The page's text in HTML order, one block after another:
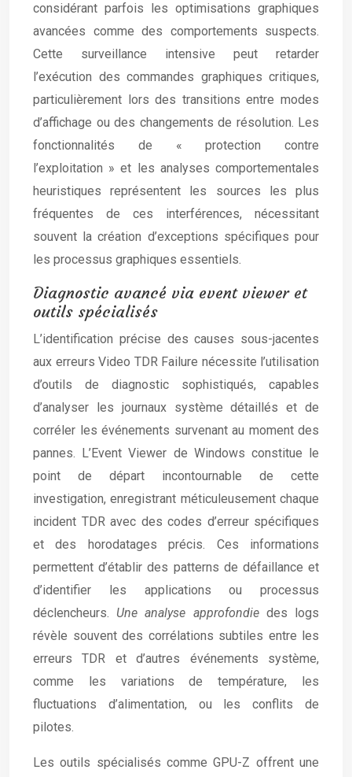
considérant parfois les optimisations graphiques
avancées comme des comportements suspects.
Cette surveillance intensive peut retarder
l’exécution des commandes graphiques critiques,
particulièrement lors des transitions entre modes
d’affichage ou des changements de résolution. Les
fonctionnalités de « protection contre
l’exploitation » et les analyses comportementales
heuristiques représentent les sources les plus
fréquentes de ces interférences, nécessitant
souvent la création d’exceptions spécifiques pour
les processus graphiques essentiels.
Diagnostic avancé via event viewer et
outils spécialisés
L’identification précise des causes sous-jacentes
aux erreurs Video TDR Failure nécessite l’utilisation
d’outils de diagnostic sophistiqués, capables
d’analyser les journaux système détaillés et de
corréler les événements survenant au moment des
pannes. L’Event Viewer de Windows constitue le
point de départ incontournable de cette
investigation, enregistrant méticuleusement chaque
incident TDR avec des codes d’erreur spécifiques
et des horodatages précis. Ces informations
permettent d’établir des patterns de défaillance et
d’identifier les applications ou processus
déclencheurs. Une analyse approfondie des logs
révèle souvent des corrélations subtiles entre les
erreurs TDR et d’autres événements système,
comme les variations de température, les
fluctuations d’alimentation, ou les conflits de
pilotes.
Les outils spécialisés comme GPU-Z offrent une